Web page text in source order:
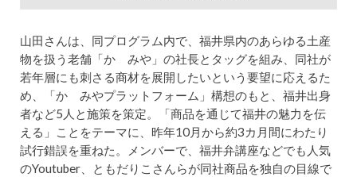
山田さんは、同プログラム内で、福井県内のあらゆる土産
物を扱う老舗「かゞみや」の社長とタッグを組み、同社が
若年層にも刺さる商材を展開したいという要望に応えるた
め、「かゞみやプラットフォーム」構想のもと、福井出身
者など5人と施策を策定。「商品を通じて福井の魅力を伝
える」ことをテーマに、昨年10月から約3カ月間にわたり
試行錯誤を重ねた。メンバーで、福井弁講座などでも人気
のYoutuber、ともだりこさんらが同社商品を独自の目線で